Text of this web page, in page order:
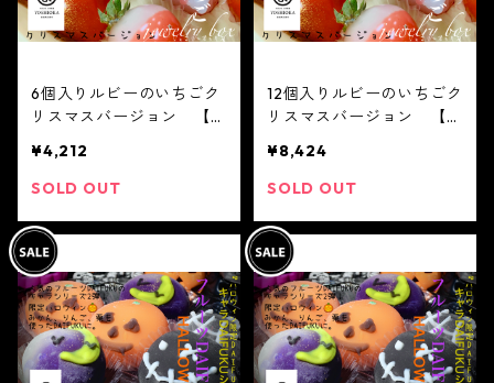
6個入りルビーのいちごク
リスマスバージョン 【
１ 】12月1日から発送開
始いたします。※配送日時
ボックス いちご DAIF
UKU ありがとう
spring 春 イチゴ 大
福 フルーツ大福 お取り
寄せ テレビで話題
¥4,212
SOLD OUT
12個入りルビーのいちごク
リスマスバージョン 【
2 】12月1日から発送開始
いたします。※配送日時指
ックス いちご DAIFUK
U ありがとう
spring 春 イチゴ 大
福 フルーツ大福 お取り
寄せ テレビで話題
¥8,424
SOLD OUT